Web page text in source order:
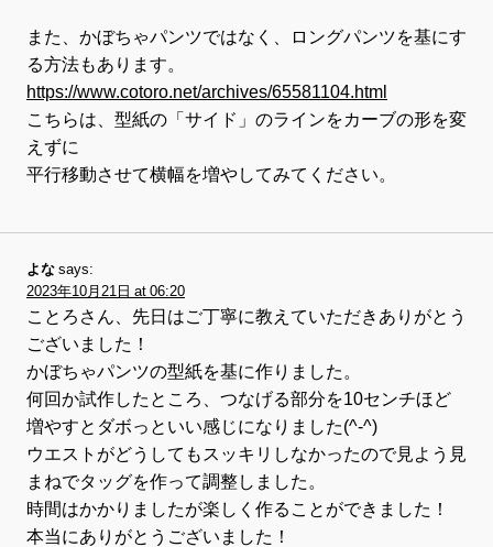
また、かぼちゃパンツではなく、ロングパンツを基にす
る方法もあります。
https://www.cotoro.net/archives/65581104.html
こちらは、型紙の「サイド」のラインをカーブの形を変
えずに
平行移動させて横幅を増やしてみてください。
よな says:
2023年10月21日 at 06:20
ことろさん、先日はご丁寧に教えていただきありがとう
ございました！
かぼちゃパンツの型紙を基に作りました。
何回か試作したところ、つなげる部分を10センチほど
増やすとダボっといい感じになりました(^-^)
ウエストがどうしてもスッキリしなかったので見よう見
まねでタッグを作って調整しました。
時間はかかりましたが楽しく作ることができました！
本当にありがとうございました！